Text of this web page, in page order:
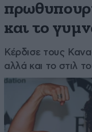
και το
Κέρδισε τους
αλλά και το στιλ